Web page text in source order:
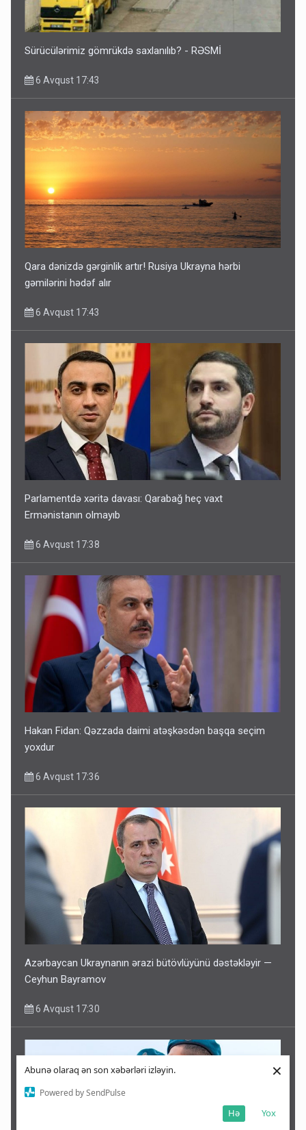
Abunə olaraq ən son xəbərləri izləyin.
Powered by SendPulse
Yox
Hə
×
Sürücülərimiz gömrükdə saxlanılıb? - RƏSMİ
6 Avqust 17:43
Qara dənizdə gərginlik artır! Rusiya Ukrayna hərbi
gəmilərini hədəf alır
6 Avqust 17:43
Parlamentdə xəritə davası: Qarabağ heç vaxt
Ermənistanın olmayıb
6 Avqust 17:38
Hakan Fidan: Qəzzada daimi atəşkəsdən başqa seçim
yoxdur
6 Avqust 17:36
Azərbaycan Ukraynanın ərazi bütövlüyünü dəstəkləyir —
Ceyhun Bayramov
6 Avqust 17:30